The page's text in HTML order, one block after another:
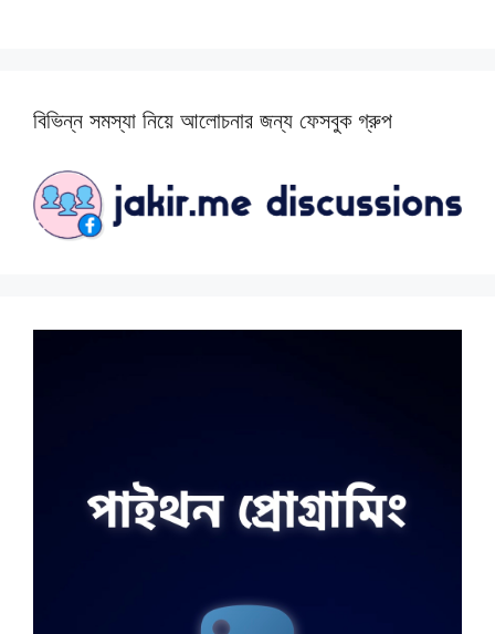
বিভিন্ন সমস্যা নিয়ে আলোচনার জন্য ফেসবুক গ্রুপ